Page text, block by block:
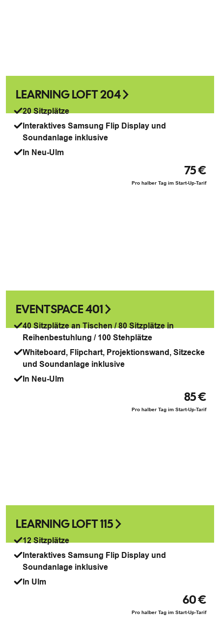
LEARNING LOFT 204
20 Sitzplätze
Interaktives Samsung Flip Display und
Soundanlage inklusive
In Neu-Ulm
75 €
Pro halber Tag im Start-Up-Tarif
EVENTSPACE 401
40 Sitzplätze an Tischen / 80 Sitzplätze in
Reihenbestuhlung / 100 Stehplätze
Whiteboard, Flipchart, Projektionswand, Sitzecke
und Soundanlage inklusive
In Neu-Ulm
85 €
Pro halber Tag im Start-Up-Tarif
LEARNING LOFT 115
12 Sitzplätze
Interaktives Samsung Flip Display und
Soundanlage inklusive
In Ulm
60 €
Pro halber Tag im Start-Up-Tarif